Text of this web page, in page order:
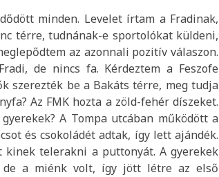
minden. Levelet írtam a Fradinak,
térre, tudnának-e sportolókat küldeni,
az azonnali pozitív válaszon.
de nincs fa. Kérdeztem a Feszofe
szerezték be a Bakáts térre, meg tudja
Az FMK hozta a zöld-fehér díszeket.
A Tompa utcában működött a
és csokoládét adtak, így lett ajándék.
telerakni a puttonyát. A gyerekek
de a miénk volt, így jött létre az első